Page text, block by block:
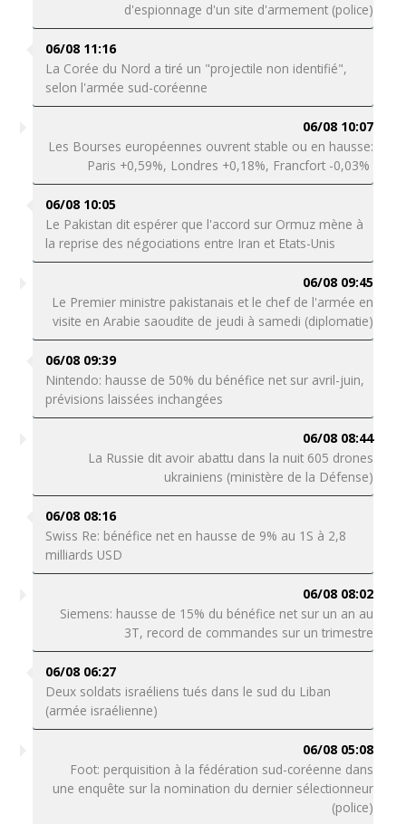
d'espionnage d'un site d'armement (police)
06/08 11:16
La Corée du Nord a tiré un "projectile non identifié",
selon l'armée sud-coréenne
06/08 10:07
Les Bourses européennes ouvrent stable ou en hausse:
Paris +0,59%, Londres +0,18%, Francfort -0,03%
06/08 10:05
Le Pakistan dit espérer que l'accord sur Ormuz mène à
la reprise des négociations entre Iran et Etats-Unis
06/08 09:45
Le Premier ministre pakistanais et le chef de l'armée en
visite en Arabie saoudite de jeudi à samedi (diplomatie)
06/08 09:39
Nintendo: hausse de 50% du bénéfice net sur avril-juin,
prévisions laissées inchangées
06/08 08:44
La Russie dit avoir abattu dans la nuit 605 drones
ukrainiens (ministère de la Défense)
06/08 08:16
Swiss Re: bénéfice net en hausse de 9% au 1S à 2,8
milliards USD
06/08 08:02
Siemens: hausse de 15% du bénéfice net sur un an au
3T, record de commandes sur un trimestre
06/08 06:27
Deux soldats israéliens tués dans le sud du Liban
(armée israélienne)
06/08 05:08
Foot: perquisition à la fédération sud-coréenne dans
une enquête sur la nomination du dernier sélectionneur
(police)